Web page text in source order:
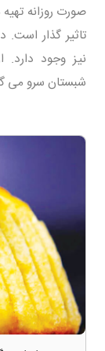
صورت روزانه
تاثیر گذار است.
نیز وجود
شبستان سرو می